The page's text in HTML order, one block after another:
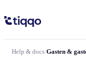
Help & docs/Gasten &